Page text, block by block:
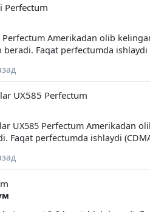
Perfectum
Perfectum Amerikadan olib
beradi. Faqat perfectumda
UX585 Perfectum
UX585 Perfectum Amerikadan
Faqat perfectumda ishlaydi